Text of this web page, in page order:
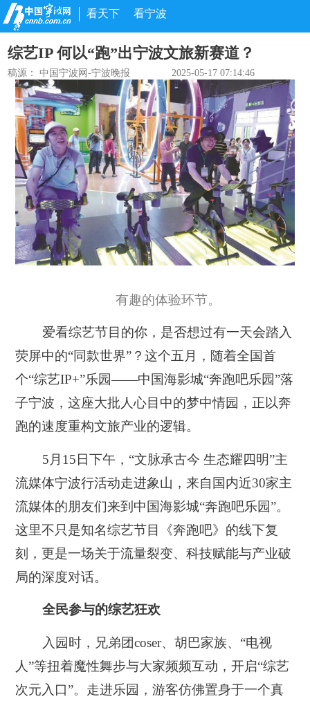
看天下 看宁波
综艺IP 何以“跑”出宁波文旅新赛道？
稿源：中国宁波网-宁波晚报 2025-05-17 07:14:46
有趣的体验环节。
爱看综艺节目的你，是否想过有一天会踏入
荧屏中的“同款世界”？这个五月，随着全国首
个“综艺IP+”乐园——中国海影城“奔跑吧乐园”落
子宁波，这座大批人心目中的梦中情园，正以奔
跑的速度重构文旅产业的逻辑。
5月15日下午，“文脉承古今 生态耀四明”主
流媒体宁波行活动走进象山，来自国内近30家主
流媒体的朋友们来到中国海影城“奔跑吧乐园”。
这里不只是知名综艺节目《奔跑吧》的线下复
刻，更是一场关于流量裂变、科技赋能与产业破
局的深度对话。
全民参与的综艺狂欢
入园时，兄弟团coser、胡巴家族、“电视
人”等扭着魔性舞步与大家频频互动，开启“综艺
次元入口”。走进乐园，游客仿佛置身于一个真